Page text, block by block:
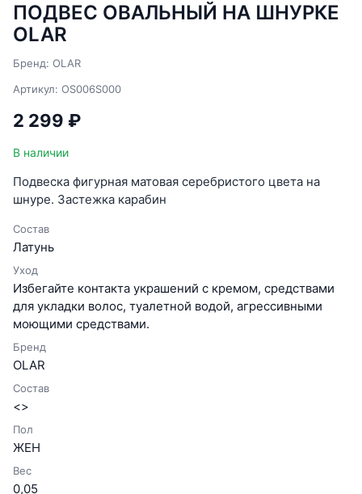
ПОДВЕС ОВАЛЬНЫЙ НА ШНУРКЕ
OLAR
Бренд: OLAR
Артикул: OS006S000
2 299 ₽
В наличии
Подвеска фигурная матовая серебристого цвета на
шнуре. Застежка карабин
Состав
Латунь
Уход
Избегайте контакта украшений с кремом, средствами
для укладки волос, туалетной водой, агрессивными
моющими средствами.
Бренд
OLAR
Состав
<>
Пол
ЖЕН
Вес
0,05